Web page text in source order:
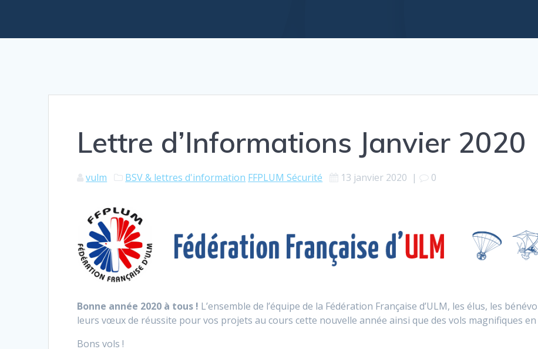
Lettre d’Informations Janvier 2020
vulm BSV & lettres d'information FFPLUM Sécurité 13 janvier 2020 | 0
Bonne année 2020 à tous ! L’ensemble de l’équipe de la Fédération Française d’ULM, les élus, les
leurs vœux de réussite pour vos projets au cours cette nouvelle année ainsi que des vols magnifiques
Bons vols !